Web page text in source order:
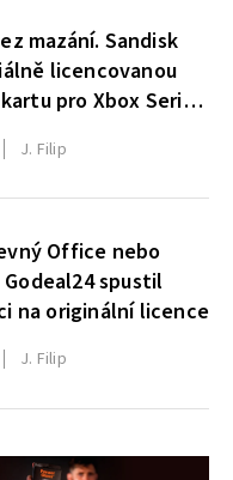
mazání. Sandisk
licencovanou
pro Xbox Series
J. Filip
Office nebo
spustil
na originální licence
J. Filip